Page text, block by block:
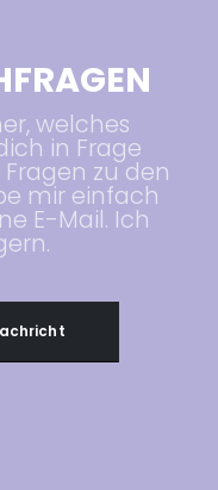
welches
in Frage
zu den
mir einfach
E-Mail. Ich